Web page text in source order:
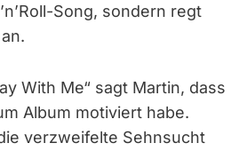
Song, sondern regt
With Me“ sagt Martin, dass
Album motiviert habe.
verzweifelte Sehnsucht